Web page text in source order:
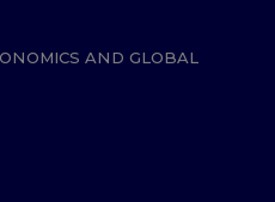
AND GLOBAL